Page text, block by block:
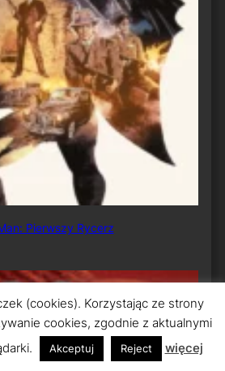
Pierwszy Rycerz
(cookies). Korzystając ze strony
cookies, zgodnie z aktualnymi
Akceptuj Reject więcej